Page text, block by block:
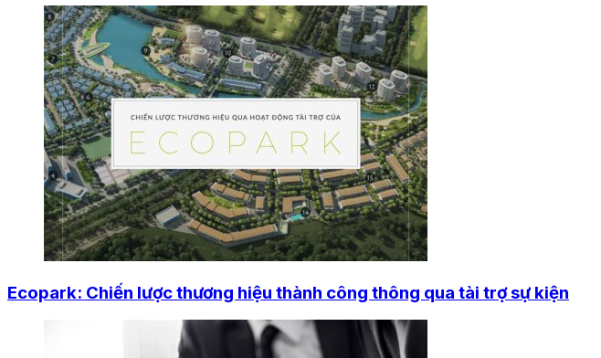
Ecopark: Chiến lược thương hiệu thành công thông qua tài trợ sự kiện